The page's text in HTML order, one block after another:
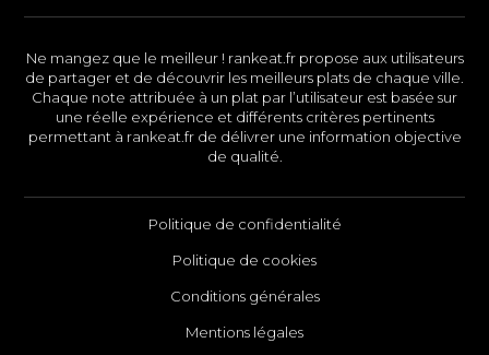
Ne mangez que le meilleur ! rankeat.fr propose aux utilisateurs
de partager et de découvrir les meilleurs plats de chaque ville.
Chaque note attribuée à un plat par l’utilisateur est basée sur
une réelle expérience et différents critères pertinents
permettant à rankeat.fr de délivrer une information objective
de qualité.
Politique de confidentialité
Politique de cookies
Conditions générales
Mentions légales